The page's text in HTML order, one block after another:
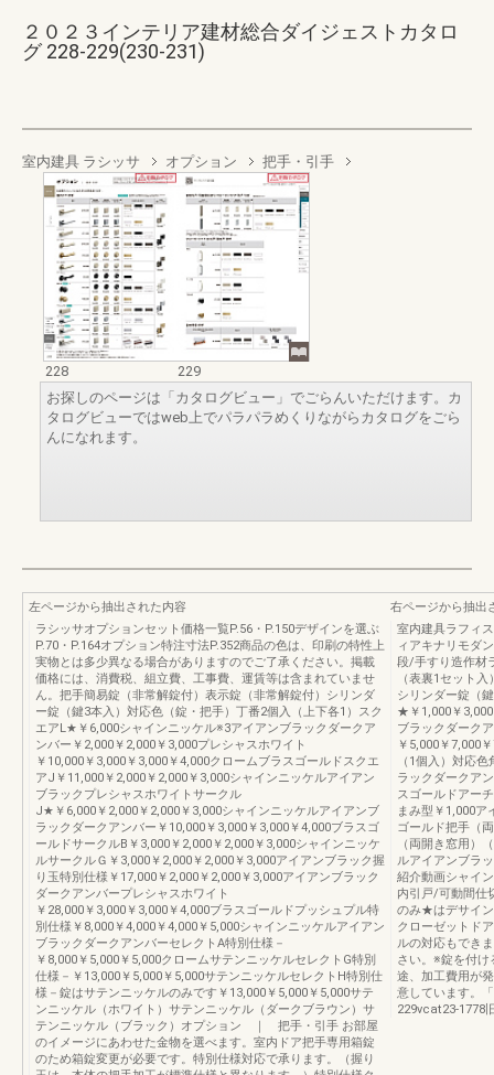
２０２３インテリア建材総合ダイジェストカタロ
グ 228-229(230-231)
室内建具 ラシッサ オプション 把手・引手
228
229
お探しのページは「カタログビュー」でごらんいただけます。カ
タログビューではweb上でパラパラめくりながらカタログをごら
んになれます。
左ページから抽出された内容
ラシッサオプションセット価格一覧P.56・P.150デザインを選ぶ
P.70・P.164オプション特注寸法P.352商品の色は、印刷の特性上
実物とは多少異なる場合がありますのでご了承ください。掲載
価格には、消費税、組立費、工事費、運賃等は含まれていませ
ん。把手簡易錠（非常解錠付）表示錠（非常解錠付）シリンダ
ー錠（鍵3本入）対応色（錠・把手）丁番2個入（上下各1）スク
エアL★￥6,000シャインニッケル※3アイアンブラックダークア
ンバー￥2,000￥2,000￥3,000プレシャスホワイト
￥10,000￥3,000￥3,000￥4,000クロームブラスゴールドスクエ
アJ￥11,000￥2,000￥2,000￥3,000シャインニッケルアイアン
ブラックプレシャスホワイトサークル
J★￥6,000￥2,000￥2,000￥3,000シャインニッケルアイアンブ
ラックダークアンバー￥10,000￥3,000￥3,000￥4,000ブラスゴ
ールドサークルB￥3,000￥2,000￥2,000￥3,000シャインニッケ
ルサークルＧ￥3,000￥2,000￥2,000￥3,000アイアンブラック握
り玉特別仕様￥17,000￥2,000￥2,000￥3,000アイアンブラック
ダークアンバープレシャスホワイト
￥28,000￥3,000￥3,000￥4,000ブラスゴールドプッシュプル特
別仕様￥8,000￥4,000￥4,000￥5,000シャインニッケルアイアン
ブラックダークアンバーセレクトA特別仕様－
￥8,000￥5,000￥5,000クロームサテンニッケルセレクトG特別
仕様－￥13,000￥5,000￥5,000サテンニッケルセレクトH特別仕
様－錠はサテンニッケルのみです￥13,000￥5,000￥5,000サテ
ンニッケル（ホワイト）サテンニッケル（ダークブラウン）サ
テンニッケル（ブラック）オプション ｜ 把手・引手 お部屋
のイメージにあわせた金物を選べます。室内ドア把手専用箱錠
のため箱錠変更が必要です。特別仕様対応で承ります。（握り
右ページから抽出
室内建具ラフィ
ィアキナリモダ
段/手すり造作材
（表裏1セット
シリンダー錠（
★￥1,000￥
ブラックダーク
￥5,000￥7,000
（1個入）対応
ラックダークア
スゴールドアー
まみ型￥1,000ア
ゴールド把手（
（両開き窓用）
ルアイアンブラ
紹介動画シャイ
内引戸/可動間仕
のみ★はデサイ
クローゼットド
ルの対応もでき
さい。※錠を付け
途、加工費用が
意しています。
229vcat23-1778